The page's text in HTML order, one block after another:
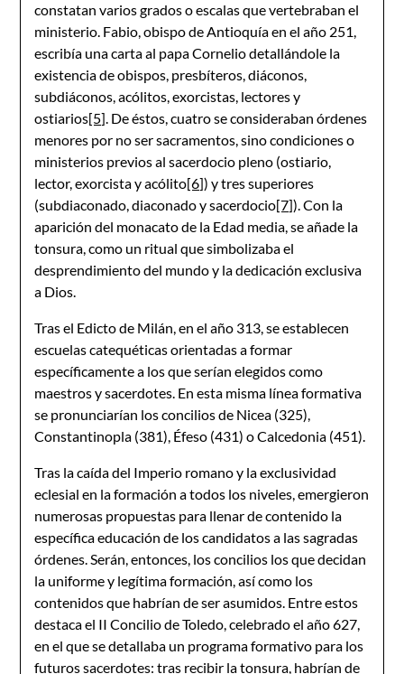
constatan varios grados o escalas que vertebraban el
ministerio. Fabio, obispo de Antioquía en el año 251,
escribía una carta al papa Cornelio detallándole la
existencia de obispos, presbíteros, diáconos,
subdiáconos, acólitos, exorcistas, lectores y
ostiarios[5]. De éstos, cuatro se consideraban órdenes
menores por no ser sacramentos, sino condiciones o
ministerios previos al sacerdocio pleno (ostiario,
lector, exorcista y acólito[6]) y tres superiores
(subdiaconado, diaconado y sacerdocio[7]). Con la
aparición del monacato de la Edad media, se añade la
tonsura, como un ritual que simbolizaba el
desprendimiento del mundo y la dedicación exclusiva
a Dios.
Tras el Edicto de Milán, en el año 313, se establecen
escuelas catequéticas orientadas a formar
específicamente a los que serían elegidos como
maestros y sacerdotes. En esta misma línea formativa
se pronunciarían los concilios de Nicea (325),
Constantinopla (381), Éfeso (431) o Calcedonia (451).
Tras la caída del Imperio romano y la exclusividad
eclesial en la formación a todos los niveles, emergieron
numerosas propuestas para llenar de contenido la
específica educación de los candidatos a las sagradas
órdenes. Serán, entonces, los concilios los que decidan
la uniforme y legítima formación, así como los
contenidos que habrían de ser asumidos. Entre estos
destaca el II Concilio de Toledo, celebrado el año 627,
en el que se detallaba un programa formativo para los
futuros sacerdotes: tras recibir la tonsura, habrían de